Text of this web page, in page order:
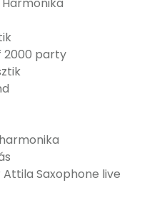
2000 party
Attila Saxophone live